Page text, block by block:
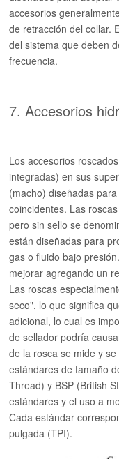
accesorios
de retracción del collar.
del sistema que deben
frecuencia.
7. Accesorios
Los accesorios
integradas) en sus
(macho) diseñadas
coincidentes. Las
pero sin sello se
están diseñadas para
gas o fluido bajo
mejorar agregando un
Las roscas
seco", lo que significa
adicional, lo cual es
de sellador podría
de la rosca se mide y
estándares de tamaño
Thread) y BSP (British
estándares y el uso a
Cada estándar
pulgada (TPI).